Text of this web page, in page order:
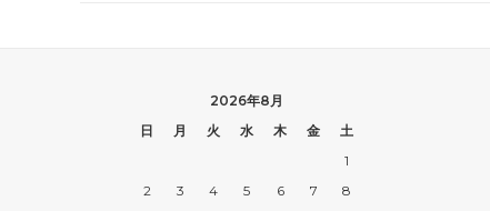
2026年8月
日
月 火 水 木 金
土
1
2
3 4 5 6 7
8